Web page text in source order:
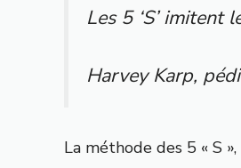
Les 5 ‘S’
Harvey Karp,
La méthode des 5 « S